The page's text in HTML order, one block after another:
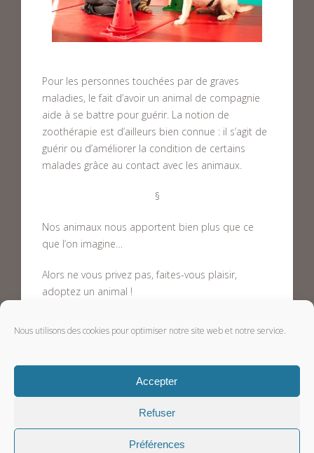
Nous utilisons des cookies pour optimiser notre site web et notre service.
Accepter
Refuser
Préférences
Pour les personnes touchées par de graves
maladies, le fait d’avoir un animal de compagnie
aide à se battre pour guérir. La notion de
zoothérapie est d’ailleurs bien connue : il s’agit de
guérir ou d’améliorer la condition de certains
malades grâce au contact avec les animaux.
§
Nos animaux nous apportent bien plus que ce
que l’on imagine…
Alors ne vous privez pas, faites-vous plaisir,
adoptez un animal !
lui rendre tout ce qu’il vous apporte !